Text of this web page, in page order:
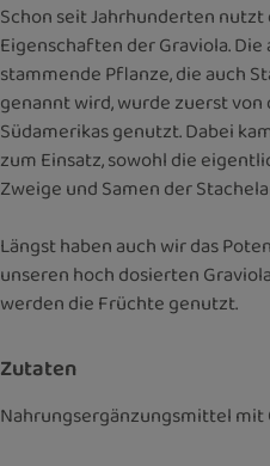
Schon seit Jahrhunderten
Eigenschaften der Graviola.
stammende Pflanze, die auch
genannt wird, wurde zuerst
Südamerikas genutzt. Dabei
zum Einsatz, sowohl die
Zweige und Samen der
Längst haben auch wir das
unseren hoch dosierten
werden die Früchte genutzt.
Zutaten
Nahrungsergänzungsmittel mit